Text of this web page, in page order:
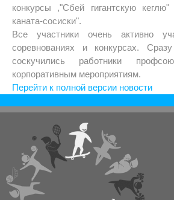
конкурсы ,"Сбей гигантскую
каната-сосиски".
Все участники очень активно
соревнованиях и конкурсах.
соскучились работники
корпоративным мероприятиям.
Перейти к полной версии новости